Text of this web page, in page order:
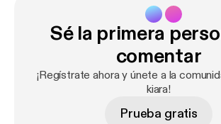
Sé la primera
comentar
¡Regístrate ahora y únete a la
kiara!
Prueba gratis